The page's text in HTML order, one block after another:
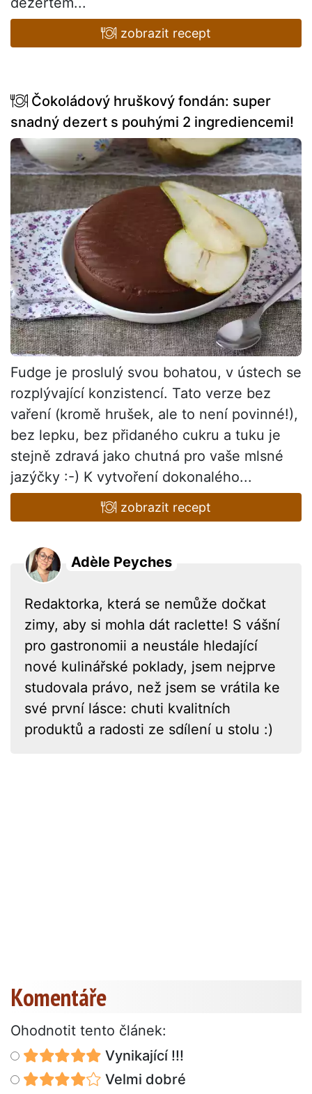
zobrazit recept
Čokoládový hruškový fondán: super
snadný dezert s pouhými 2 ingrediencemi!
Fudge je proslulý svou bohatou, v ústech se
rozplývající konzistencí. Tato verze bez
vaření (kromě hrušek, ale to není povinné!),
bez lepku, bez přidaného cukru a tuku je
stejně zdravá jako chutná pro vaše mlsné
jazýčky :-) K vytvoření dokonalého...
zobrazit recept
Adèle Peyches
Redaktorka, která se nemůže dočkat
zimy, aby si mohla dát raclette! S vášní
pro gastronomii a neustále hledající
nové kulinářské poklady, jsem nejprve
studovala právo, než jsem se vrátila ke
své první lásce: chuti kvalitních
produktů a radosti ze sdílení u stolu :)
Komentáře
Ohodnotit tento článek:
Vynikající !!!
Velmi dobré